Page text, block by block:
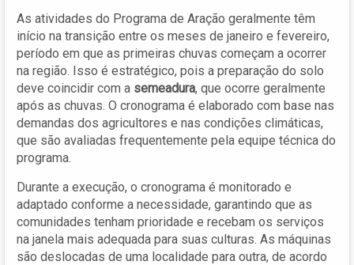
As atividades do Programa de Aração geralmente têm
início na transição entre os meses de janeiro e fevereiro,
período em que as primeiras chuvas começam a ocorrer
na região. Isso é estratégico, pois a preparação do solo
deve coincidir com a semeadura, que ocorre geralmente
após as chuvas. O cronograma é elaborado com base nas
demandas dos agricultores e nas condições climáticas,
que são avaliadas frequentemente pela equipe técnica do
programa.
Durante a execução, o cronograma é monitorado e
adaptado conforme a necessidade, garantindo que as
comunidades tenham prioridade e recebam os serviços
na janela mais adequada para suas culturas. As máquinas
são deslocadas de uma localidade para outra, de acordo